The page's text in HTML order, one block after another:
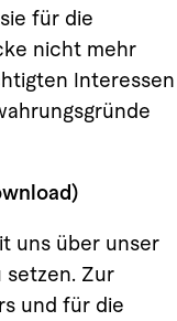
für die
nicht mehr
Interessen
uns über unser
setzen. Zur
und für die